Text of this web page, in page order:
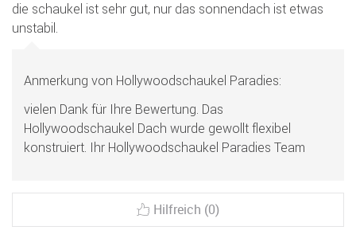
die schaukel ist sehr gut, nur das sonnendach ist etwas
unstabil.
Anmerkung von Hollywoodschaukel Paradies:
vielen Dank für Ihre Bewertung. Das
Hollywoodschaukel Dach wurde gewollt flexibel
konstruiert. Ihr Hollywoodschaukel Paradies Team
Hilfreich (0)